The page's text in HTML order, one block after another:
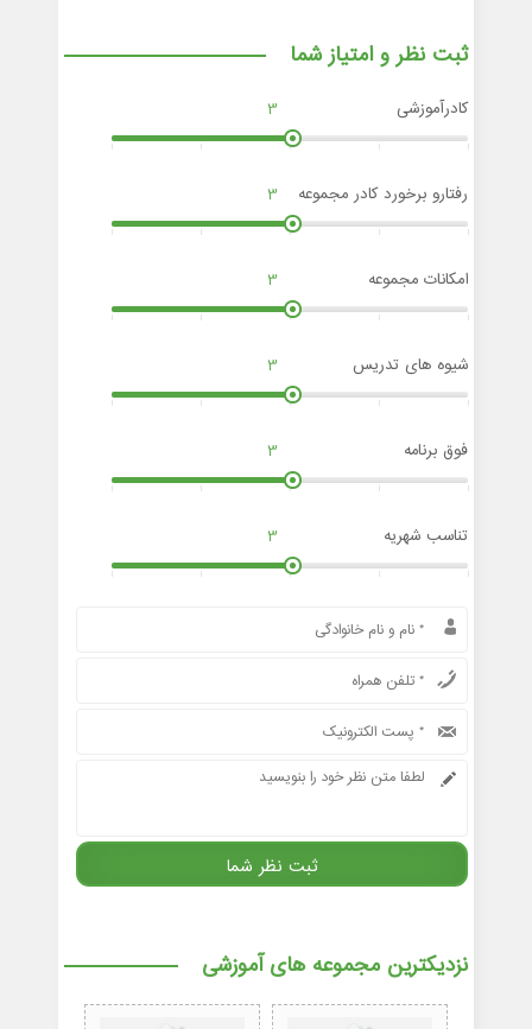
ثبت نظر و امتیاز شما
کادرآموزشی 3
رفتارو برخورد کادر مجموعه 3
امکانات مجموعه 3
شیوه های تدریس 3
فوق برنامه 3
تناسب شهریه 3
نزدیکترین مجموعه های آموزشی